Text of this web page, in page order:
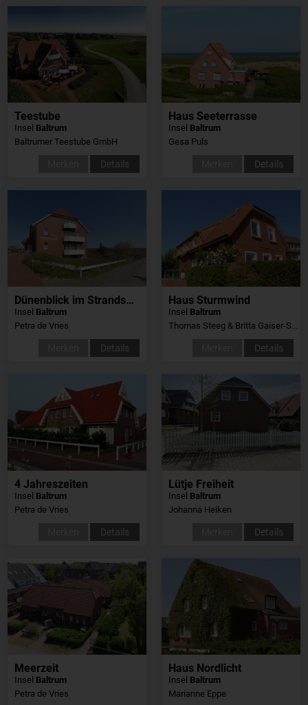
Teestube
Insel Baltrum
Baltrumer Teestube GmbH
Details
Haus Seeterrasse
Insel Baltrum
Gesa Puls
Details
Dünenblick im Strandschlösschen
Insel Baltrum
Petra de Vries
Details
Haus Sturmwind
Insel Baltrum
Thomas Steeg & Britta Gaiser-Steeg
Details
4 Jahreszeiten
Insel Baltrum
Petra de Vries
Details
Lütje Freiheit
Insel Baltrum
Johanna Heiken
Details
Meerzeit
Insel Baltrum
Petra de Vries
Haus Nordlicht
Insel Baltrum
Marianne Eppe